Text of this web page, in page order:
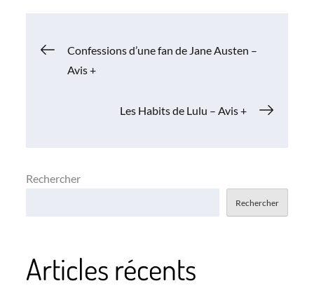
Navigation
Confessions d’une fan de Jane Austen –
Avis +
Les Habits de Lulu – Avis +
Rechercher
Rechercher
Articles récents